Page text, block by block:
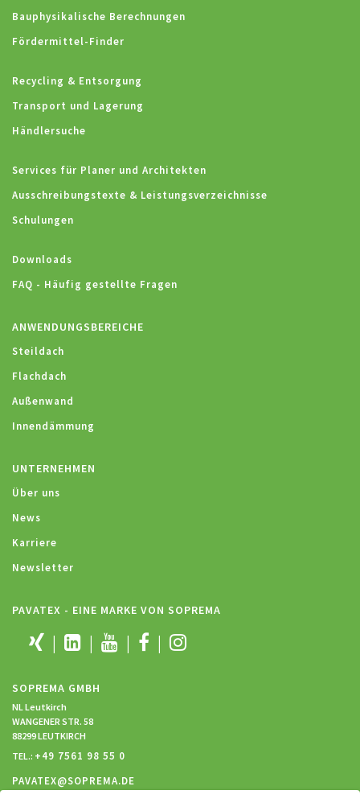
Bauphysikalische Berechnungen
Fördermittel-Finder
Recycling & Entsorgung
Transport und Lagerung
Händlersuche
Services für Planer und Architekten
Ausschreibungstexte & Leistungsverzeichnisse
Schulungen
Downloads
FAQ - Häufig gestellte Fragen
ANWENDUNGSBEREICHE
Steildach
Flachdach
Außenwand
Innendämmung
UNTERNEHMEN
Über uns
News
Karriere
Newsletter
PAVATEX - EINE MARKE VON SOPREMA
SOPREMA GMBH
NL Leutkirch
WANGENER STR. 58
88299 LEUTKIRCH
TEL.: +49 7561 98 55 0
PAVATEX@SOPREMA.DE